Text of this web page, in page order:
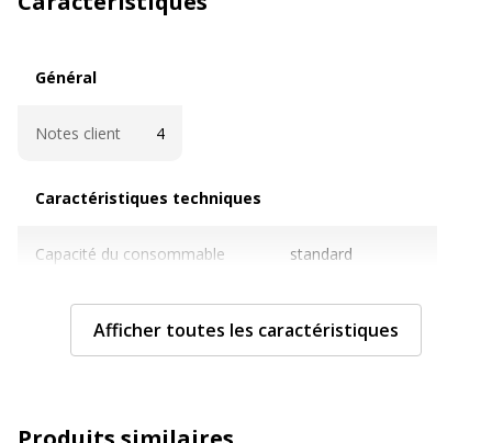
Général
Notes client 4
Caractéristiques techniques
Capacité du consommable standard
Cartouches de marque Non
Afficher toutes les caractéristiques